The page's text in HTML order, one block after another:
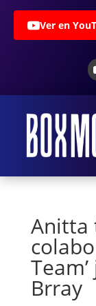
Ver en
Anitta
Brray